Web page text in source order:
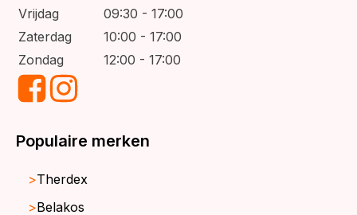
Vrijdag
09:30 - 17:00
Zaterdag
10:00 - 17:00
Zondag
12:00 - 17:00
Populaire merken
Therdex
Belakos